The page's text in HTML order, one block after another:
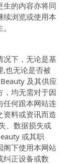
生的内容亦将同
续浏览或使用本
况下，无论是基
,也无论是否被
及其供应
，均无需对于因
任何跟本网站连
资料或资讯而造
、数据损失或
或其职
阁下使用本网站
纠正设备或数